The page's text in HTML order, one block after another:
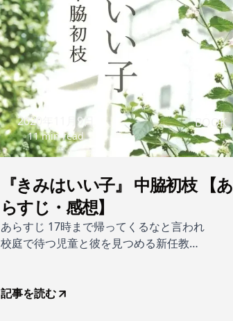
2020年11月9日
11 min read
BOOK
『きみはいい子』 中脇初枝 【あ
らすじ・感想】
あらすじ 17時まで帰ってくるなと言われ
校庭で待つ児童と彼を見つめる新任教師
の午後を描く五篇からなる連作短篇集。
記事を読む